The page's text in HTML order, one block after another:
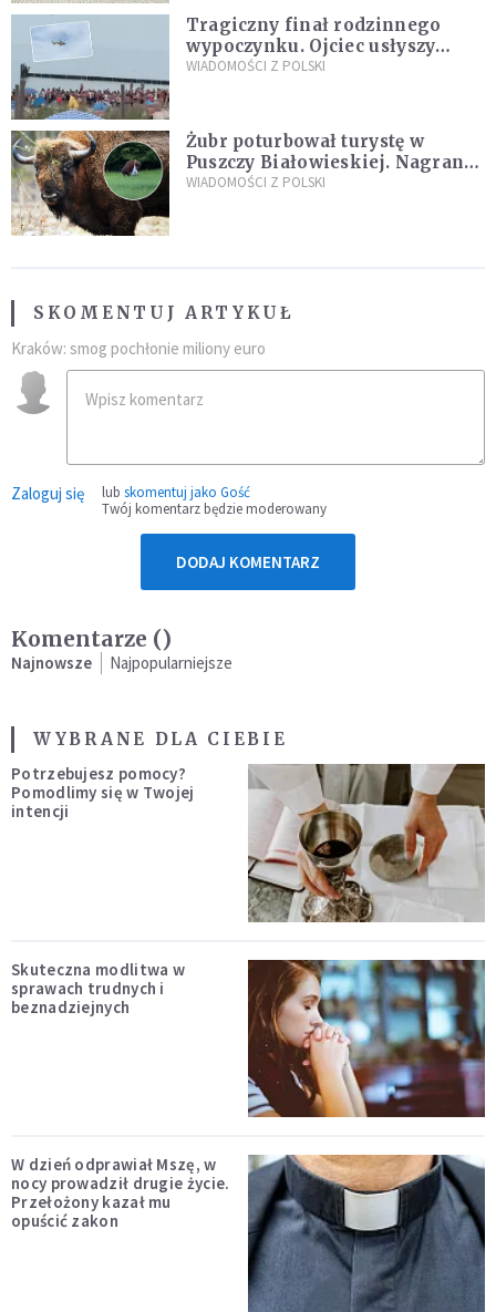
Tragiczny finał rodzinnego
wypoczynku. Ojciec usłyszy
zarzuty
WIADOMOŚCI Z POLSKI
Żubr poturbował turystę w
Puszczy Białowieskiej. Nagranie
daje do myślenia
WIADOMOŚCI Z POLSKI
SKOMENTUJ ARTYKUŁ
Kraków: smog pochłonie miliony euro
Zaloguj się lub skomentuj jako Gość
Twój komentarz będzie moderowany
DODAJ KOMENTARZ
Komentarze ()
Najnowsze Najpopularniejsze
WYBRANE DLA CIEBIE
Potrzebujesz pomocy?
Pomodlimy się w Twojej
intencji
Skuteczna modlitwa w
sprawach trudnych i
beznadziejnych
W dzień odprawiał Mszę, w
nocy prowadził drugie życie.
Przełożony kazał mu
opuścić zakon